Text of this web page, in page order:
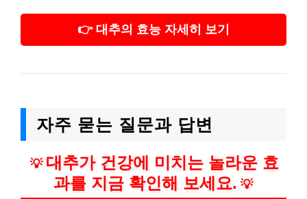
👉 대추의 효능 자세히 보기
자주 묻는 질문과 답변
💡 대추가 건강에 미치는 놀라운 효
과를 지금 확인해 보세요. 💡